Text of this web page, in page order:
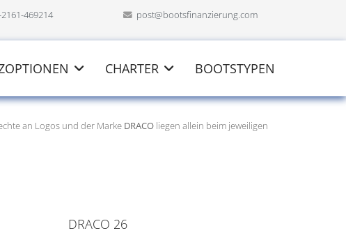
469214 post@bootsfinanzierung.com
CHARTER BOOTSTYPEN
an Logos und der Marke DRACO liegen allein beim jeweiligen
DRACO 26